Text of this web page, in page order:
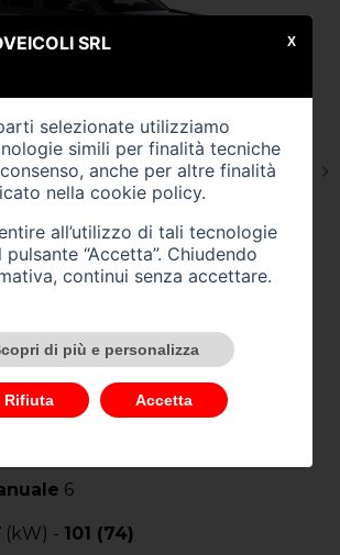
-berlina
- 01/0001
6
(kW) - 101 (74)
SRL
selezionate utilizziamo
simili per finalità tecniche
anche per altre finalità
nella cookie policy.
all’utilizzo di tali tecnologie
“Accetta”. Chiudendo
continui senza accettare.
di più e personalizza
Rifiuta Accetta
X